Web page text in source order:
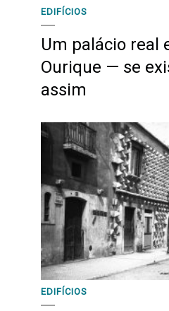
EDIFÍCIOS
Um palácio real
Ourique — se
assim
EDIFÍCIOS